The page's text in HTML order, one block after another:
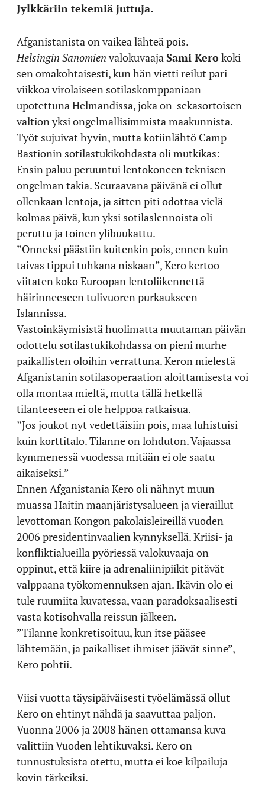
Jylkkäriin tekemiä juttuja.
Afganistanista on vaikea lähteä pois.
Helsingin Sanomien valokuvaaja Sami Kerokoki
sen omakohtaisesti, kun hän vietti reilut pari
viikkoa virolaiseen sotilaskomppaniaan
upotettuna Helmandissa, joka on sekasortoisen
valtion yksi ongelmallisimmista maakunnista.
Työt sujuivat hyvin, mutta kotiinlähtö Camp
Bastionin sotilastukikohdasta oli mutkikas:
Ensin paluu peruuntui lentokoneen teknisen
ongelman takia. Seuraavana päivänä ei ollut
ollenkaan lentoja, ja sitten piti odottaa vielä
kolmas päivä, kun yksi sotilaslennoista oli
peruttu ja toinen ylibuukattu.
”Onneksi päästiin kuitenkin pois, ennen kuin
taivas tippui tuhkana niskaan”, Kero kertoo
viitaten koko Euroopan lentoliikennettä
häirinneeseen tulivuoren purkaukseen
Islannissa.
Vastoinkäymisistä huolimatta muutaman päivän
odottelu sotilastukikohdassa on pieni murhe
paikallisten oloihin verrattuna. Keron mielestä
Afganistanin sotilasoperaation aloittamisesta voi
olla montaa mieltä, mutta tällä hetkellä
tilanteeseen ei ole helppoa ratkaisua.
”Jos joukot nyt vedettäisiin pois, maa luhistuisi
kuin korttitalo. Tilanne on lohduton. Vajaassa
kymmenessä vuodessa mitään ei ole saatu
aikaiseksi.”
Ennen Afganistania Kero oli nähnyt muun
muassa Haitin maanjäristysalueen ja vieraillut
levottoman Kongon pakolaisleireillä vuoden
2006 presidentinvaalien kynnyksellä. Kriisi- ja
konfliktialueilla pyöriessä valokuvaaja on
oppinut, että kiire ja adrenaliinipiikit pitävät
valppaana työkomennuksen ajan. Ikävin olo ei
tule ruumiita kuvatessa, vaan paradoksaalisesti
vasta kotisohvalla reissun jälkeen.
”Tilanne konkretisoituu, kun itse pääsee
lähtemään, ja paikalliset ihmiset jäävät sinne”,
Kero pohtii.
Viisi vuotta täysipäiväisesti työelämässä ollut
Kero on ehtinyt nähdä ja saavuttaa paljon.
Vuonna 2006 ja 2008 hänen ottamansa kuva
valittiin Vuoden lehtikuvaksi. Kero on
tunnustuksista otettu, mutta ei koe kilpailuja
kovin tärkeiksi.